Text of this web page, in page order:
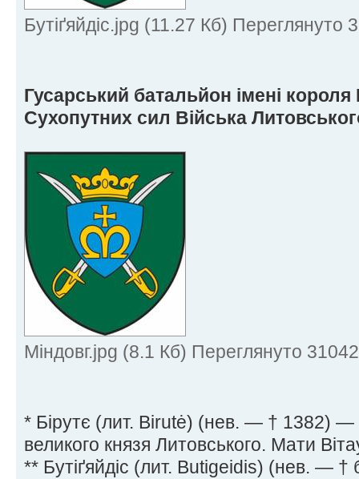
Бутіґяйдіс.jpg (11.27 Кб) Переглянуто
Гусарський батальйон імені короля
Сухопутних сил Війська
Міндовг.jpg (8.1 Кб) Переглянуто 31042
* Бiрутє (лит. Birutė) (нев. — † 1382) —
великого князя Литовського. Мати
** Бутiґяйдiс (лит. Butigeidis) (нев. — †